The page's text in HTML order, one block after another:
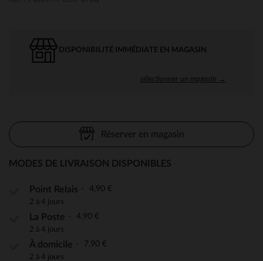
DISPONIBILITÉ IMMÉDIATE EN MAGASIN
sélectionner un magasin →
Réserver en magasin
MODES DE LIVRAISON DISPONIBLES
Point Relais 4,90 €
2 à 4 jours
La Poste 4,90 €
2 à 4 jours
À domicile 7,90 €
2 à 4 jours